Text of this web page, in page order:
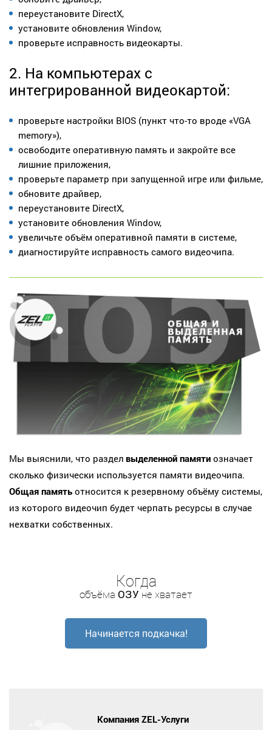
переустановите DirectX,
установите обновления Window,
проверьте исправность видеокарты.
2. На компьютерах с
интегрированной видеокартой:
проверьте настройки BIOS (пункт что-то вроде «VGA
memory»),
освободите оперативную память и закройте все
лишние приложения,
проверьте параметр при запущенной игре или фильме,
обновите драйвер,
переустановите DirectX,
установите обновления Window,
увеличьте объём оперативной памяти в системе,
диагностируйте исправность самого видеочипа.
Мы выяснили, что раздел выделенной памяти означает
сколько физически используется памяти видеочипа.
Общая память относится к резервному объёму системы,
из которого видеочип будет черпать ресурсы в случае
нехватки собственных.
Когда
объёма ОЗУ не хватает
Начинается подкачка!
Компания ZEL-Услуги